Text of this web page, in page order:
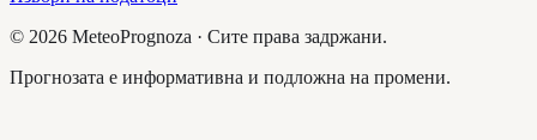
© 2026 MeteoPrognoza · Сите права задржани.
Прогнозата е информативна и подложна на промени.